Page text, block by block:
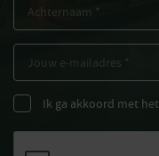
Ik ga akkoord met het